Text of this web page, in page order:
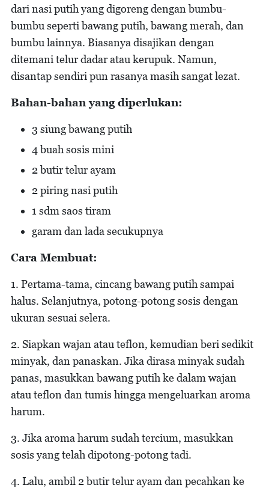
dari nasi putih yang digoreng dengan bumbu-
bumbu seperti bawang putih, bawang merah, dan
bumbu lainnya. Biasanya disajikan dengan
ditemani telur dadar atau kerupuk. Namun,
disantap sendiri pun rasanya masih sangat lezat.
Bahan-bahan yang diperlukan:
3 siung bawang putih
4 buah sosis mini
2 butir telur ayam
2 piring nasi putih
1 sdm saos tiram
garam dan lada secukupnya
Cara Membuat:
1. Pertama-tama, cincang bawang putih sampai
halus. Selanjutnya, potong-potong sosis dengan
ukuran sesuai selera.
2. Siapkan wajan atau teflon, kemudian beri sedikit
minyak, dan panaskan. Jika dirasa minyak sudah
panas, masukkan bawang putih ke dalam wajan
atau teflon dan tumis hingga mengeluarkan aroma
harum.
3. Jika aroma harum sudah tercium, masukkan
sosis yang telah dipotong-potong tadi.
4. Lalu, ambil 2 butir telur ayam dan pecahkan ke